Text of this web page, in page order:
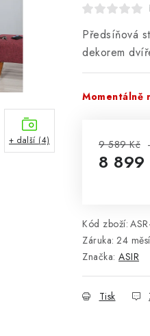
Předsíňová
dekorem
Momentálně
9 589 Kč
8 899
Kód zboží:
Záruka: 24
Značka: ASIR
Tisk
+ další (4)